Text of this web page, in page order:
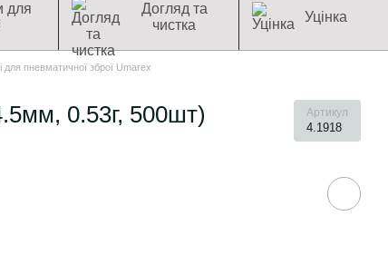
для
Догляд та
чистка
Уцінка
для пневматичної зброї Umarex
0.53г, 500шт) Артикул
4.1918